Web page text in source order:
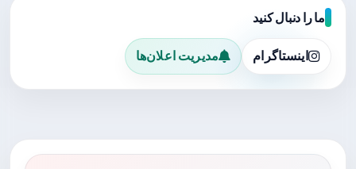
ما را دنبال کنید
اینستاگرام مدیریت اعلان‌ها